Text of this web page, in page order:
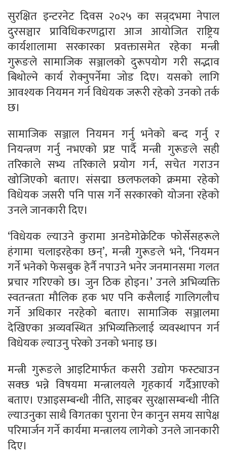
सुरक्षित इन्टरनेट दिवस २०२५ का सन्र्दभमा नेपाल
दुरसञ्चार प्राविधिकरणद्वारा आज आयोजित राष्ट्रिय
कार्यशालामा सरकारका प्रवक्तासमेत रहेका मन्त्री
गुरूङले सामाजिक सञ्जालको दुरूपयोग गरी सद्भाव
बिथोल्ने कार्य रोक्नुपर्नेमा जोड दिए। यसको लागि
आवश्यक नियमन गर्न विधेयक जरूरी रहेको उनको तर्क
छ।
सामाजिक सञ्जाल नियमन गर्नु भनेको बन्द गर्नु र
नियन्त्रण गर्नु नभएको प्रष्ट पार्दै मन्त्री गुरूङले सही
तरिकाले सभ्य तरिकाले प्रयोग गर्न, सचेत गराउन
खोजिएको बताए। संसद्मा छलफलको क्रममा रहेको
विधेयक जसरी पनि पास गर्ने सरकारको योजना रहेको
उनले जानकारी दिए।
‘विधेयक ल्याउने कुरामा अनडेमोक्रेटिक फोर्सेसहरूले
हंगामा चलाइरहेका छन्’, मन्त्री गुरूङले भने, ‘नियमन
गर्ने भनेको फेसबुक हेर्नै नपाउने भनेर जनमानसमा गलत
प्रचार गरिएको छ। जुन ठिक होइन।’ उनले अभिव्यक्ति
स्वतन्त्रता मौलिक हक भए पनि कसैलाई गालिगलौच
गर्ने अधिकार नरहेको बताए। सामाजिक सञ्जालमा
देखिएका अव्यवस्थित अभिव्यक्तिलाई व्यवस्थापन गर्न
विधेयक ल्याउनु परेको उनको भनाइ छ।
मन्त्री गुरूङले आइटिमार्फत कसरी उद्योग फस्ट्याउन
सक्छ भन्ने विषयमा मन्त्रालयले गृहकार्य गर्दैआएको
बताए। एआइसम्बन्धी नीति, साइबर सुरक्षासम्बन्धी नीति
ल्याउनुका साथै विगतका पुराना ऐन कानुन समय सापेक्ष
परिमार्जन गर्ने कार्यमा मन्त्रालय लागेको उनले जानकारी
दिए।